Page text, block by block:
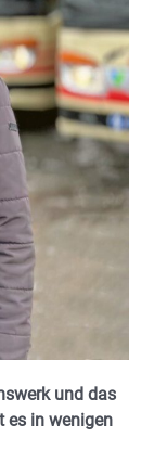
und das
es in wenigen